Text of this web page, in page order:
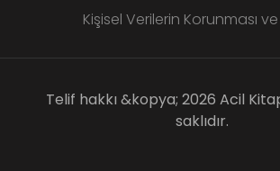
Kişisel Verilerin Korunması
Telif hakkı &kopya; 2026 Acil
saklıdır.